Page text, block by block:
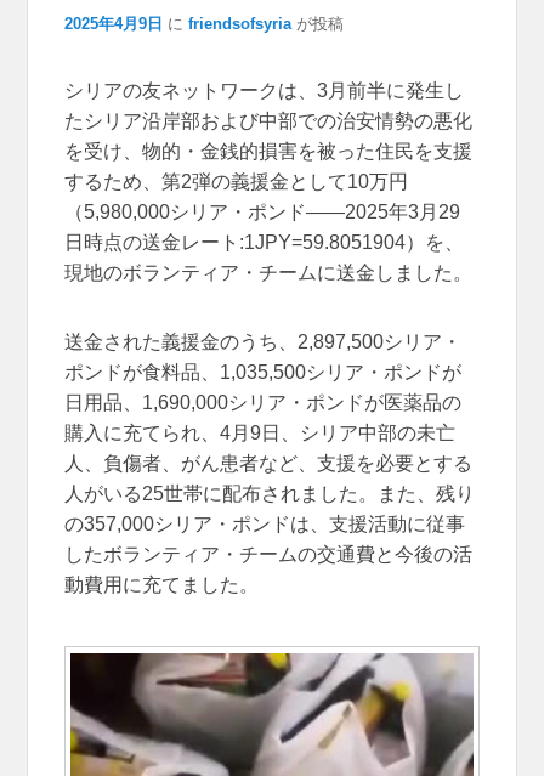
2025年4月9日 に friendsofsyria が投稿
シリアの友ネットワークは、3月前半に発生し
たシリア沿岸部および中部での治安情勢の悪化
を受け、物的・金銭的損害を被った住民を支援
するため、第2弾の義援金として10万円
（5,980,000シリア・ポンド――2025年3月29
日時点の送金レート:1JPY=59.8051904）を、
現地のボランティア・チームに送金しました。
送金された義援金のうち、2,897,500シリア・
ポンドが食料品、1,035,500シリア・ポンドが
日用品、1,690,000シリア・ポンドが医薬品の
購入に充てられ、4月9日、シリア中部の未亡
人、負傷者、がん患者など、支援を必要とする
人がいる25世帯に配布されました。また、残り
の357,000シリア・ポンドは、支援活動に従事
したボランティア・チームの交通費と今後の活
動費用に充てました。